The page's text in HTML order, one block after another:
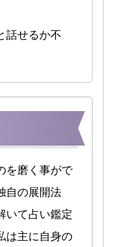
話せるか不
を磨く事がで
自の展開法
いて占い鑑定
は主に自身の